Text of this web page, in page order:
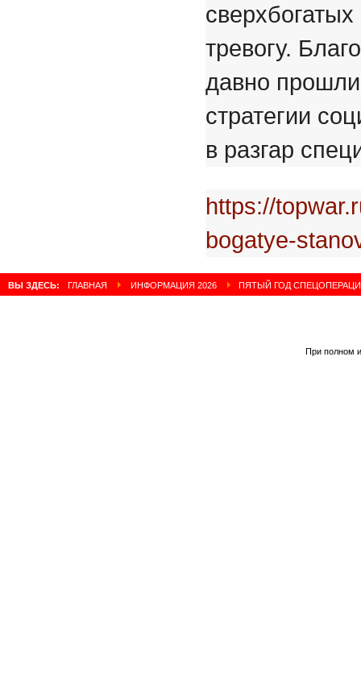
тревогу.
давно
стратегии
в разгар
https://
bogatye-
ВЫ ЗДЕСЬ: ГЛАВНАЯ ИНФОРМАЦИЯ 2026 ПЯТЫЙ ГОД
При полном